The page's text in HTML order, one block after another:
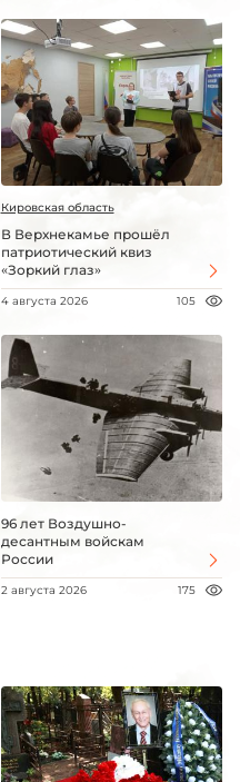
Кировская область
В Верхнекамье прошёл
патриотический квиз
«Зоркий глаз»
4 августа 2026 105
96 лет Воздушно-
десантным войскам
России
2 августа 2026 175